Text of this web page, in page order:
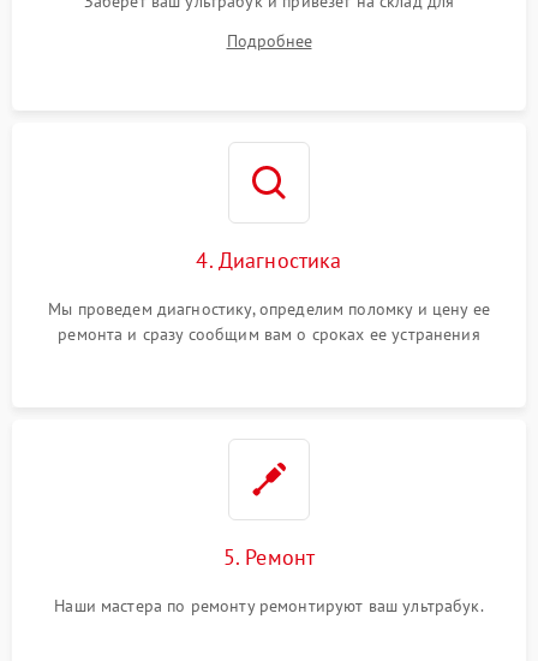
Подробнее
4. Диагностика
Мы проведем диагностику, определим поломку и цену ее
ремонта и сразу сообщим вам о сроках ее устранения
5. Ремонт
Наши мастера по ремонту ремонтируют ваш ультрабук.